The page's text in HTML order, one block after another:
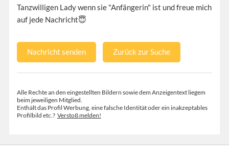
Tanzwilligen Lady wenn sie "Anfängerin" ist und freue mich
auf jede Nachricht😇
Nachricht senden Zurück zur Suche
Alle Rechte an den eingestellten Bildern sowie dem Anzeigentext liegem
beim jeweiligen Mitglied.
Enthält das Profil Werbung, eine falsche Identität oder ein inakzeptables
Profilbild etc.? Verstoß melden!